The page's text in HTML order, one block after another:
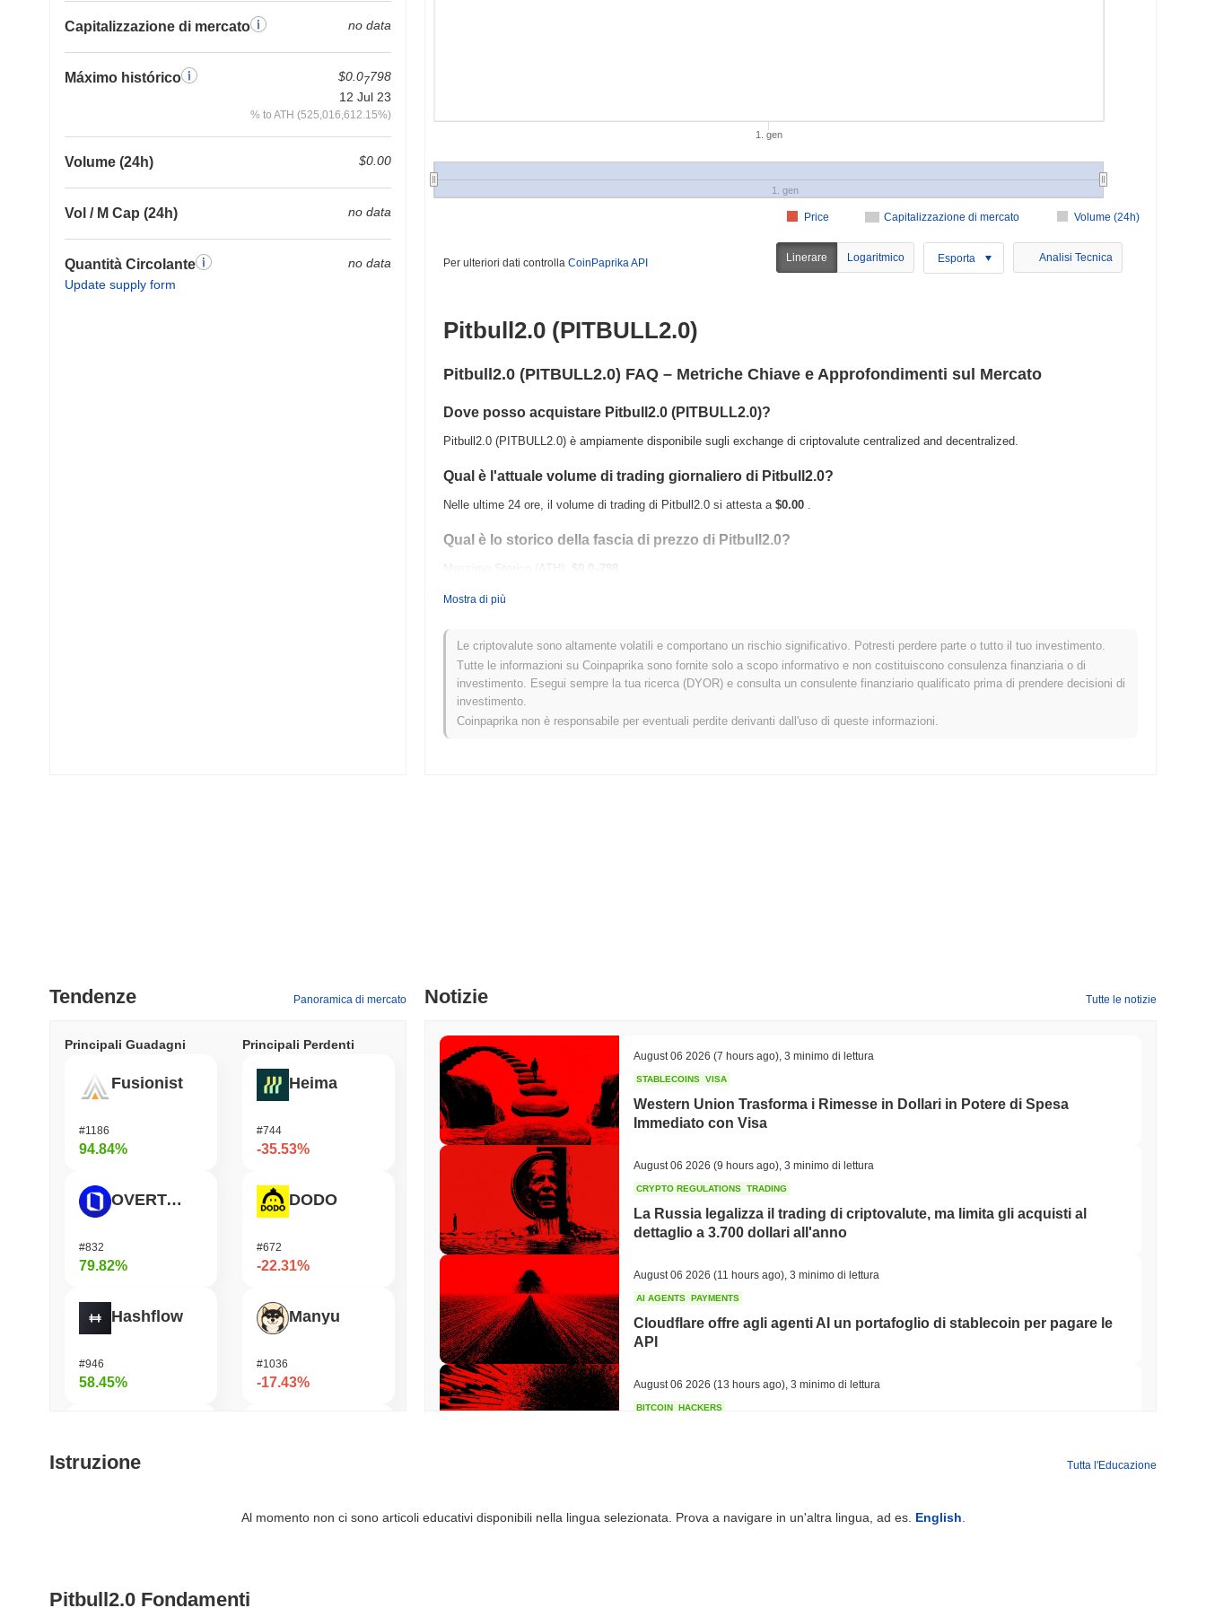
Capitalizzazione di mercato no data
Máximo histórico $0.07798
12 Jul 23
% to ATH (525,016,612.15%)
Volume (24h) $0.00
Vol / M Cap (24h) no data
Quantità Circolante
Update supply form
no data
Capitalizzazione di mercato Volume (24h)
Price
1. gen
1. gen
Per ulteriori dati controlla CoinPaprika API Linerare Logaritmico Esporta Analisi Tecnica
Pitbull2.0 (PITBULL2.0)
Pitbull2.0 (PITBULL2.0) FAQ – Metriche Chiave e Approfondimenti sul Mercato
Dove posso acquistare Pitbull2.0 (PITBULL2.0)?
Pitbull2.0 (PITBULL2.0) è ampiamente disponibile sugli exchange di criptovalute centralized and decentralized.
Qual è l'attuale volume di trading giornaliero di Pitbull2.0?
Nelle ultime 24 ore, il volume di trading di Pitbull2.0 si attesta a $0.00 .
Qual è lo storico della fascia di prezzo di Pitbull2.0?
Massimo Storico (ATH): $0.0
798
Come si sta comportando Pitbull2.0 rispetto al mercato crypto più ampio?
Negli ultimi 7 giorni, Pitbull2.0 ha guadagnato 0.00%, superando il mercato crypto complessivo che ha registrato un calo del0.21%.
Ciò indica una forte performance nell'azione del prezzo di PITBULL2.0 rispetto allo slancio del mercato più ampio.
Mostra di più
Le criptovalute sono altamente volatili e comportano un rischio significativo. Potresti perdere parte o tutto il tuo investimento.
Tutte le informazioni su Coinpaprika sono fornite solo a scopo informativo e non costituiscono consulenza finanziaria o di
investimento. Esegui sempre la tua ricerca (DYOR) e consulta un consulente finanziario qualificato prima di prendere decisioni di
investimento.
Coinpaprika non è responsabile per eventuali perdite derivanti dall'uso di queste informazioni.
Tendenze Panoramica di mercato
Principali Guadagni
Fusionist
#1186
94.84%
OVERTAKE
#832
79.82%
Hashflow
#946
58.45%
#244
Principali Perdenti
Heima
#744
-35.53%
DODO
#672
-22.31%
Manyu
#1036
-17.43%
Notizie Tutte le notizie
August 06 2026 (7 hours ago) 3 minimo di lettura
STABLECOINS VISA
Western Union Trasforma i Rimesse in Dollari in Potere di Spesa
Immediato con Visa
August 06 2026 (9 hours ago) 3 minimo di lettura
CRYPTO REGULATIONS TRADING
La Russia legalizza il trading di criptovalute, ma limita gli acquisti al
dettaglio a 3.700 dollari all'anno
August 06 2026 (11 hours ago) 3 minimo di lettura
AI AGENTS PAYMENTS
Cloudflare offre agli agenti AI un portafoglio di stablecoin per pagare le
API
August 06 2026 (13 hours ago) 3 minimo di lettura
BITCOIN HACKERS
CIRCLE TOKENIZATION
Istruzione Tutta l'Educazione
Al momento non ci sono articoli educativi disponibili nella lingua selezionata. Prova a navigare in un'altra lingua, ad es. English
Pitbull2.0 Fondamenti